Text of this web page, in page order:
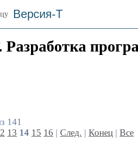
Версия-Т
Разработка
141
13 14 15 16 | След. | Конец | Все